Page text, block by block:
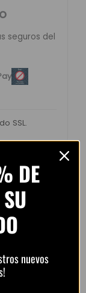
seguros del
SSL.
–
1.240
DE
nuevos